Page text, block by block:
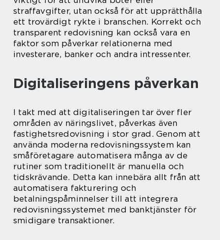
straffavgifter, utan också för att upprätthålla
ett trovärdigt rykte i branschen. Korrekt och
transparent redovisning kan också vara en
faktor som påverkar relationerna med
investerare, banker och andra intressenter.
Digitaliseringens påverkan
I takt med att digitaliseringen tar över fler
områden av näringslivet, påverkas även
fastighetsredovisning i stor grad. Genom att
använda moderna redovisningssystem kan
småföretagare automatisera många av de
rutiner som traditionellt är manuella och
tidskrävande. Detta kan innebära allt från att
automatisera fakturering och
betalningspåminnelser till att integrera
redovisningssystemet med banktjänster för
smidigare transaktioner.